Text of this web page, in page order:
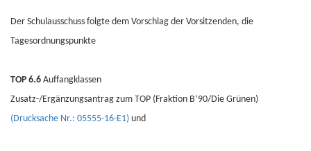
Der Schulausschuss folgte dem Vorschlag der Vorsitzenden, die
Tagesordnungspunkte
TOP 6.6 Auffangklassen
Zusatz-/Ergänzungsantrag zum TOP (Fraktion B‘90/Die Grünen)
(Drucksache Nr.: 05555-16-E1) und